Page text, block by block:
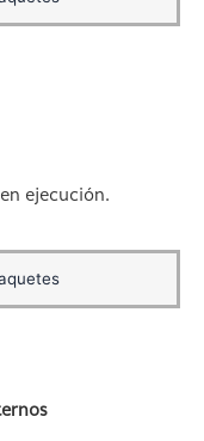
ejecución.